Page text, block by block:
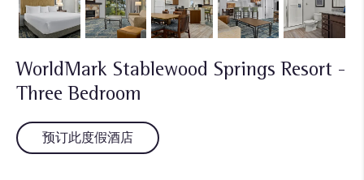
WorldMark Stablewood Springs Resort -
Three Bedroom
预订此度假酒店